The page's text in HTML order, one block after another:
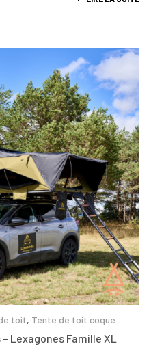
toit, Tente de toit coque
Lexagones Famille XL